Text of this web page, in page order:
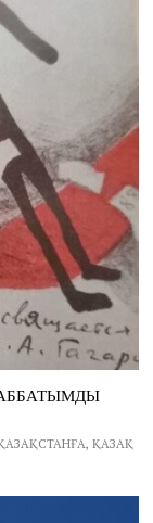
ҚАЗАҚСТАНҒА, ҚАЗАҚ